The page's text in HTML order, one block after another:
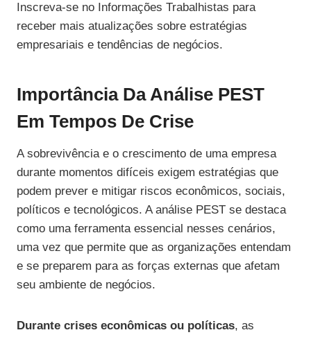
Inscreva-se no Informações Trabalhistas para
receber mais atualizações sobre estratégias
empresariais e tendências de negócios.
Importância Da Análise PEST
Em Tempos De Crise
A sobrevivência e o crescimento de uma empresa
durante momentos difíceis exigem estratégias que
podem prever e mitigar riscos econômicos, sociais,
políticos e tecnológicos. A análise PEST se destaca
como uma ferramenta essencial nesses cenários,
uma vez que permite que as organizações entendam
e se preparem para as forças externas que afetam
seu ambiente de negócios.
Durante crises econômicas ou políticas, as